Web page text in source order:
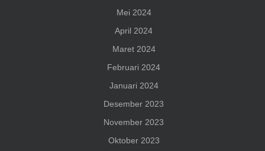
Mei 2024
April 2024
Maret 2024
Februari 2024
Januari 2024
Desember 2023
November 2023
Oktober 2023